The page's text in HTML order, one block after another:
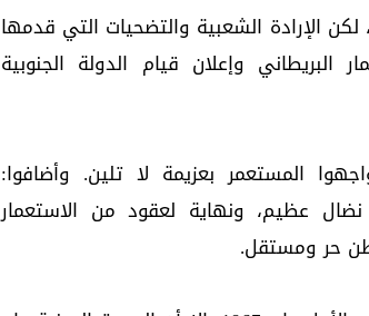
الإرادة الشعبية والتضحيات التي قدمها
وإعلان قيام الدولة الجنوبية
المستعمر بعزيمة لا تلين. وأضافوا:
عظيم، ونهاية لعقود من الاستعمار
حر ومستقل.